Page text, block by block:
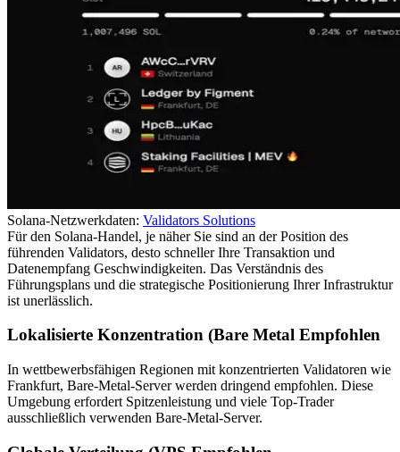
Solana-Netzwerkdaten: Validators Solutions
Für den Solana-Handel, je näher Sie sind an der Position des
führenden Validators, desto schneller Ihre Transaktion und
Datenempfang Geschwindigkeiten. Das Verständnis des
Führungsplans und die strategische Positionierung Ihrer Infrastruktur
ist unerlässlich.
Lokalisierte Konzentration (Bare Metal Empfohlen
In wettbewerbsfähigen Regionen mit konzentrierten Validatoren wie
Frankfurt, Bare-Metal-Server werden dringend empfohlen. Diese
Umgebung erfordert Spitzenleistung und viele Top-Trader
ausschließlich verwenden Bare-Metal-Server.